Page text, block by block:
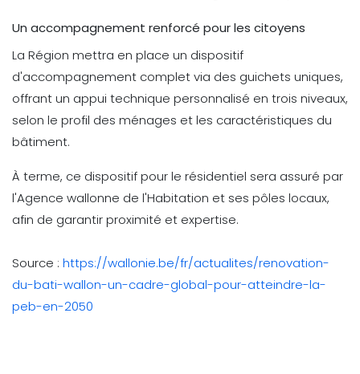
Un accompagnement renforcé pour les citoyens
La Région mettra en place un dispositif
d'accompagnement complet via des guichets uniques,
offrant un appui technique personnalisé en trois niveaux,
selon le profil des ménages et les caractéristiques du
bâtiment.
À terme, ce dispositif pour le résidentiel sera assuré par
l'Agence wallonne de l'Habitation et ses pôles locaux,
afin de garantir proximité et expertise.
Source : https://wallonie.be/fr/actualites/renovation-
du-bati-wallon-un-cadre-global-pour-atteindre-la-
peb-en-2050